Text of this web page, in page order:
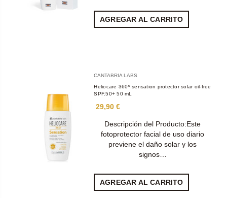
AGREGAR AL CARRITO
CANTABRIA LABS
Heliocare 360º sensation protector solar oil-free
SPF.50+ 50 mL
29,90 €
Descripción del Producto:Este
fotoprotector facial de uso diario
previene el daño solar y los
signos…
AGREGAR AL CARRITO